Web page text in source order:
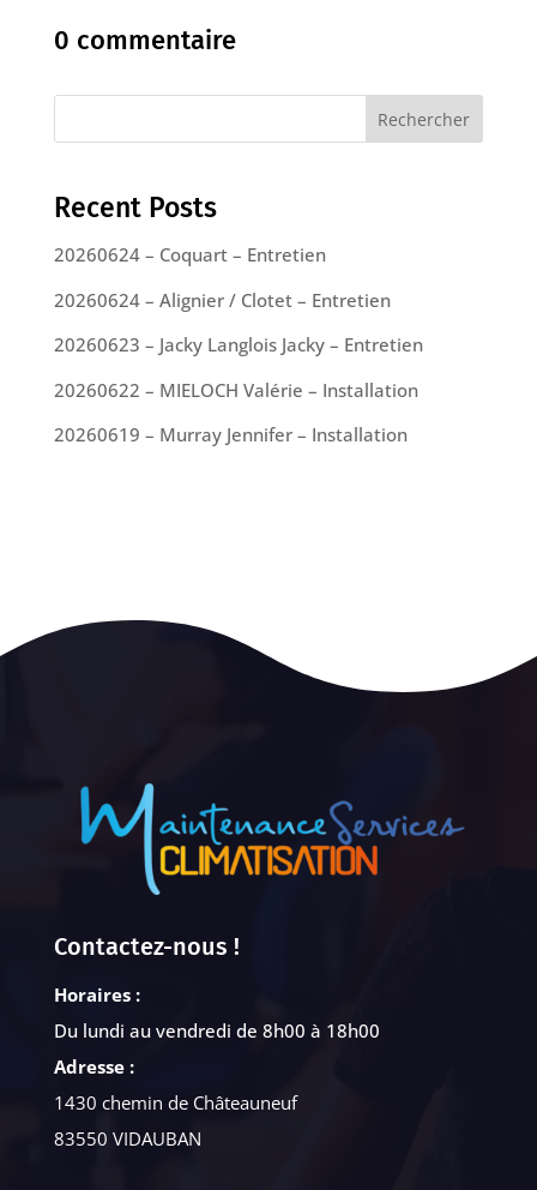
0 commentaire
Rechercher
Recent Posts
20260624 – Coquart – Entretien
20260624 – Alignier / Clotet – Entretien
20260623 – Jacky Langlois Jacky – Entretien
20260622 – MIELOCH Valérie – Installation
20260619 – Murray Jennifer – Installation
Contactez-nous !
Horaires :
Du lundi au vendredi de 8h00 à 18h00
Adresse :
1430 chemin de Châteauneuf
83550 VIDAUBAN